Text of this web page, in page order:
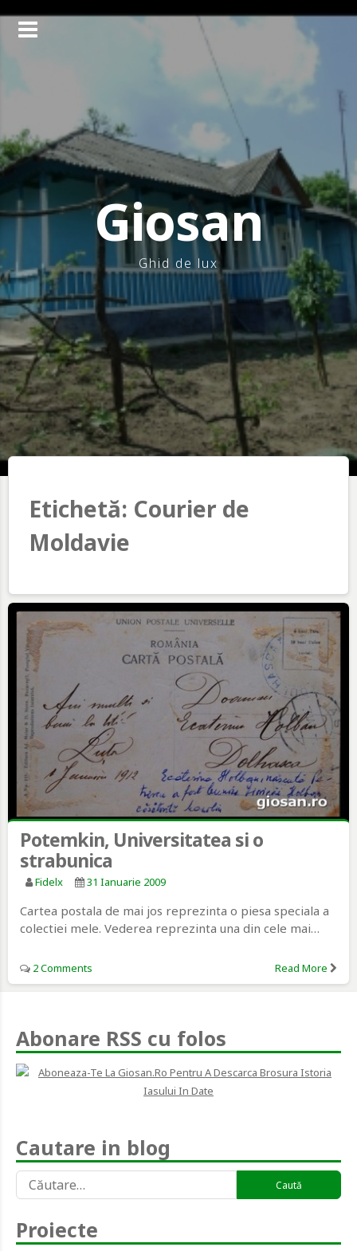
Giosan
Ghid de lux
Etichetă: Courier de
Moldavie
Potemkin, Universitatea si o
strabunica
Fidelx 31 Ianuarie 2009
Cartea postala de mai jos reprezinta o piesa speciala a
colectiei mele. Vederea reprezinta una din cele mai…
2 Comments Read More
Abonare RSS cu folos
Cautare in blog
după:
Proiecte